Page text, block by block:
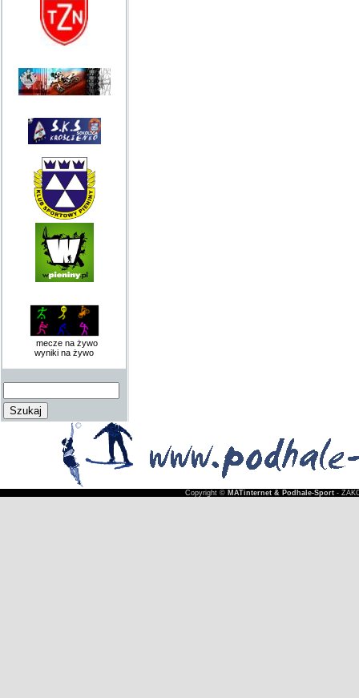
mecze na żywo
wyniki na żywo
Copyright © MATinternet & Podhale-Sport-